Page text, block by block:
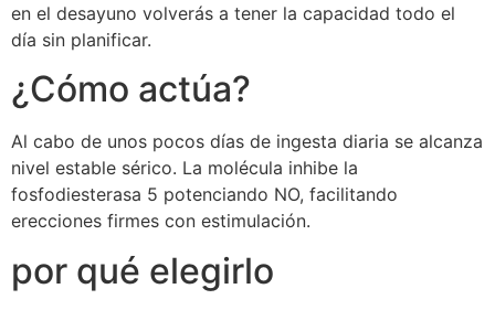
en el desayuno volverás a tener la capacidad todo el
día sin planificar.
¿Cómo actúa?
Al cabo de unos pocos días de ingesta diaria se alcanza
nivel estable sérico. La molécula inhibe la
fosfodiesterasa 5 potenciando NO, facilitando
erecciones firmes con estimulación.
por qué elegirlo